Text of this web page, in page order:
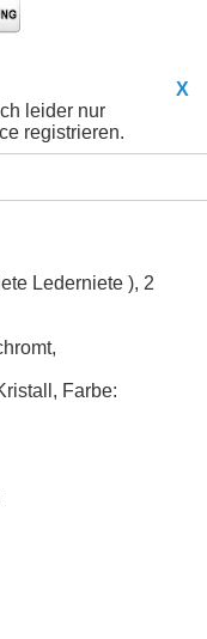
X
leider nur
registrieren.
Lederniete ), 2
Farbe: